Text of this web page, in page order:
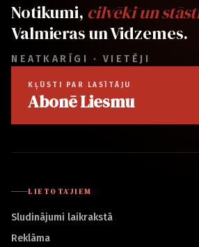
Notikumi, cilvēki un
Valmieras un Vidzemes.
NEATKARĪGI · VIETĒJI
KĻŪSTI PAR LASĪTĀJU
Abonē Liesmu
LIETOTĀJIEM
Sludinājumi laikrakstā
Reklāma